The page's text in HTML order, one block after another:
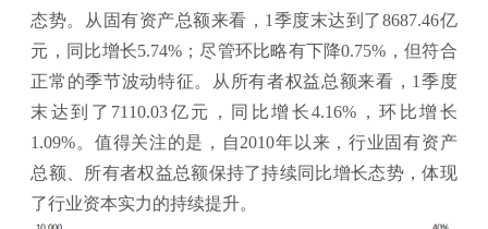
态势。从固有资产总额来看，1季度末达到了8687.46亿
元，同比增长5.74%；尽管环比略有下降0.75%，但符合
正常的季节波动特征。从所有者权益总额来看，1季度
末达到了7110.03亿元，同比增长4.16%，环比增长
1.09%。值得关注的是，自2010年以来，行业固有资产
总额、所有者权益总额保持了持续同比增长态势，体现
了行业资本实力的持续提升。